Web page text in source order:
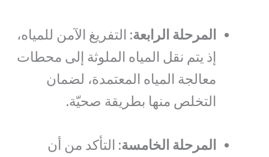
المرحلة الرابعة: التفريغ الآمن للمياه،
إذ يتم نقل المياه الملوثة إلى محطات
معالجة المياه المعتمدة، لضمان
التخلص منها بطريقة صحيّة.
المرحلة الخامسة: التأكد من أن